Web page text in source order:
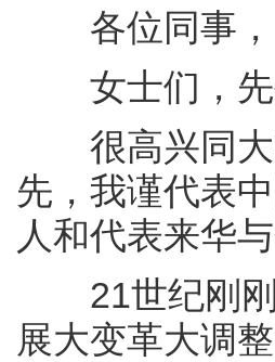
各位同事，
女士们，先
很高兴同大
先，我谨代表
人和代表来华
21世纪刚刚
展大变革大调